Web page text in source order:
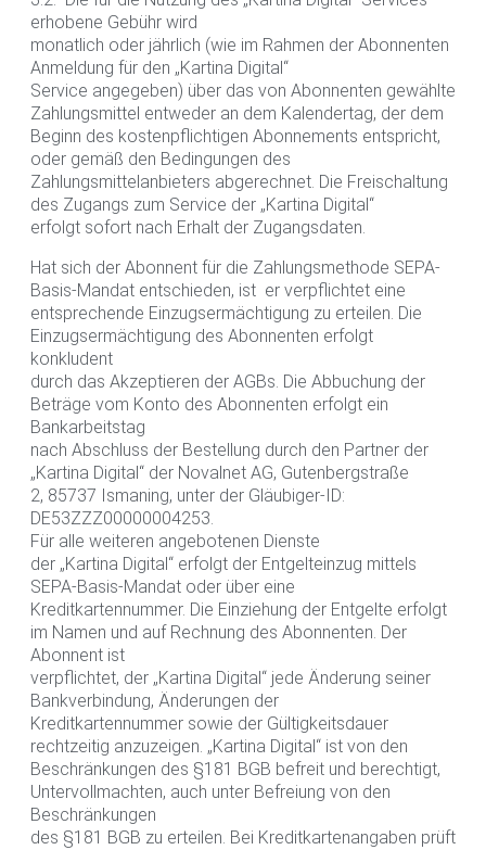
erhobene Gebühr wird
monatlich oder jährlich (wie im Rahmen der Abonnenten
Anmeldung für den „Kartina Digital“
Service angegeben) über das von Abonnenten gewählte
Zahlungsmittel entweder an dem Kalendertag, der dem
Beginn des kostenpflichtigen Abonnements entspricht,
oder gemäß den Bedingungen des
Zahlungsmittelanbieters abgerechnet. Die Freischaltung
des Zugangs zum Service der „Kartina Digital“
erfolgt sofort nach Erhalt der Zugangsdaten.
Hat sich der Abonnent für die Zahlungsmethode SEPA-
Basis-Mandat entschieden, ist er verpflichtet eine
entsprechende Einzugsermächtigung zu erteilen. Die
Einzugsermächtigung des Abonnenten erfolgt
konkludent
durch das Akzeptieren der AGBs. Die Abbuchung der
Beträge vom Konto des Abonnenten erfolgt ein
Bankarbeitstag
nach Abschluss der Bestellung durch den Partner der
„Kartina Digital“ der Novalnet AG, Gutenbergstraße
2, 85737 Ismaning, unter der Gläubiger-ID:
DE53ZZZ00000004253.
Für alle weiteren angebotenen Dienste
der „Kartina Digital“ erfolgt der Entgelteinzug mittels
SEPA-Basis-Mandat oder über eine
Kreditkartennummer. Die Einziehung der Entgelte erfolgt
im Namen und auf Rechnung des Abonnenten. Der
Abonnent ist
verpflichtet, der „Kartina Digital“ jede Änderung seiner
Bankverbindung, Änderungen der
Kreditkartennummer sowie der Gültigkeitsdauer
rechtzeitig anzuzeigen. „Kartina Digital“ ist von den
Beschränkungen des §181 BGB befreit und berechtigt,
Untervollmachten, auch unter Befreiung von den
Beschränkungen
des §181 BGB zu erteilen. Bei Kreditkartenangaben prüft